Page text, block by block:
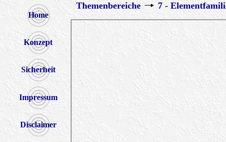
Home
Konzept
Sicherheit
Impressum
Disclaimer
Themenbereiche 7 -